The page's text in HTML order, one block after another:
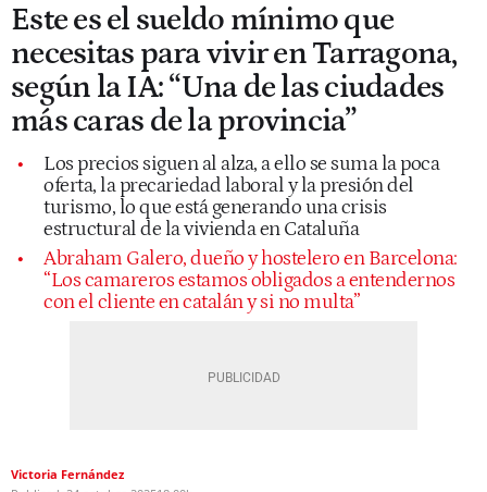
Este es el sueldo mínimo que
necesitas para vivir en Tarragona,
según la IA: “Una de las ciudades
más caras de la provincia”
Los precios siguen al alza, a ello se suma la poca
oferta, la precariedad laboral y la presión del
turismo, lo que está generando una crisis
estructural de la vivienda en Cataluña
Abraham Galero, dueño y hostelero en Barcelona:
“Los camareros estamos obligados a entendernos
con el cliente en catalán y si no multa”
Victoria Fernández